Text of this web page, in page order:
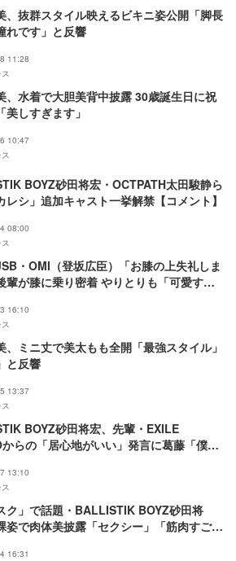
、抜群スタイル映えるビキニ姿公開「脚長
れです」と反響
11:28
、水着で大胆美背中披露 30歳誕生日に祝
美しすぎます」
10:47
BOYZ砂田将宏・OCTPATH太田駿静ら
レシ」追加キャスト一挙解禁【コメント】
08:00
・OMI（登坂広臣）「お膝の上失礼しま
輩が膝に乗り密着 やりとりも「可愛すぎ
16:10
、ミニ丈で美太もも全開「最強スタイル」
と反響
13:37
BOYZ砂田将宏、先輩・EXILE
らの「居心地がいい」発言に葛藤「僕は
13:10
ク」で話題・BALLISTIK BOYZ砂田将
姿で肉体美披露「セクシー」「筋肉すご
16:31